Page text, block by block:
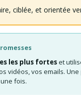
ciblée, et orientée
les plus forteset
vidéos, vos emails.
fois.